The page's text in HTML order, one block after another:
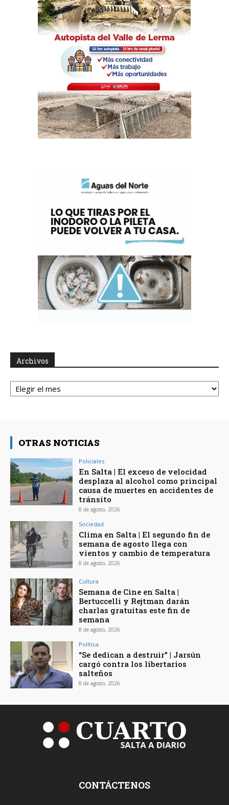
Archivos
Archivos
OTRAS NOTICIAS
Policiales
En Salta | El exceso de velocidad
desplaza al alcohol como principal
causa de muertes en accidentes de
tránsito
8 de agosto, 2026
Sociedad
Clima en Salta | El segundo fin de
semana de agosto llega con
vientos y cambio de temperatura
8 de agosto, 2026
Cultura
Semana de Cine en Salta |
Bertuccelli y Rejtman darán
charlas gratuitas este fin de
semana
8 de agosto, 2026
Política
“Se dedican a destruir” | Jarsún
cargó contra los libertarios
salteños
8 de agosto, 2026
CONTÁCTENOS